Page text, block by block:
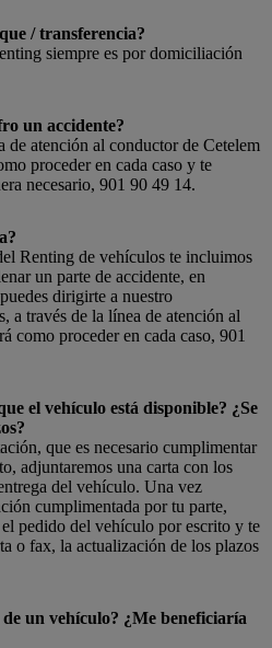
/ transferencia?
siempre es por domiciliación
un accidente?
de atención al conductor de Cetelem
proceder en cada caso y te
necesario, 901 90 49 14.
Renting de vehículos te incluimos
un parte de accidente, en
dirigirte a nuestro
a través de la línea de atención al
como proceder en cada caso, 901
el vehículo está disponible? ¿Se
que es necesario cumplimentar
adjuntaremos una carta con los
del vehículo. Una vez
cumplimentada por tu parte,
pedido del vehículo por escrito y te
o fax, la actualización de los plazos
un vehículo? ¿Me beneficiaría